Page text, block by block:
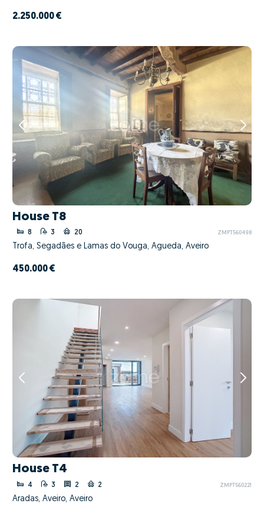
2.250.000 €
House T8
8 3 20 ZMPT560498
Trofa, Segadães e Lamas do Vouga, Águeda, Aveiro
450.000 €
House T4
4 3 2 2 ZMPT560221
Aradas, Aveiro, Aveiro